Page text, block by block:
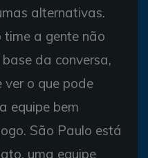
alternativas.
a gente não
da conversa,
o que pode
equipe bem
São Paulo está
uma equipe